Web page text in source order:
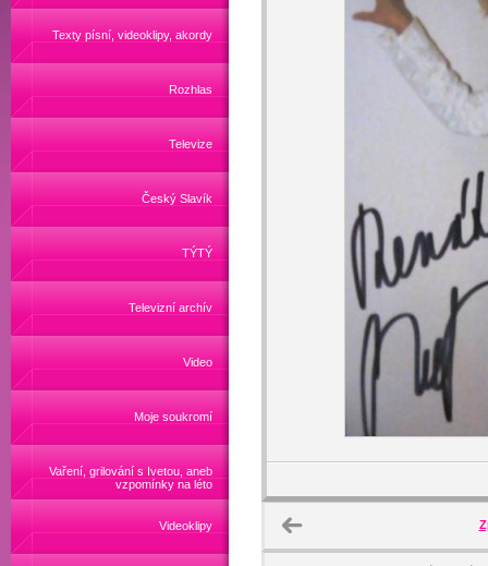
Texty písní, videoklipy, akordy
Rozhlas
Televize
Český Slavík
TÝTÝ
Televizní archív
Video
Moje soukromí
Vaření, grilování s Ivetou, aneb
vzpomínky na léto
Videoklipy